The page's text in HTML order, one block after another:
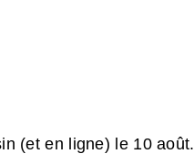
(et en ligne) le 10 août.